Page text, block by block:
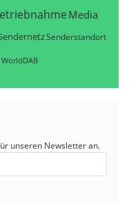
Media
Senderstandort
WorldDAB
unseren Newsletter an.